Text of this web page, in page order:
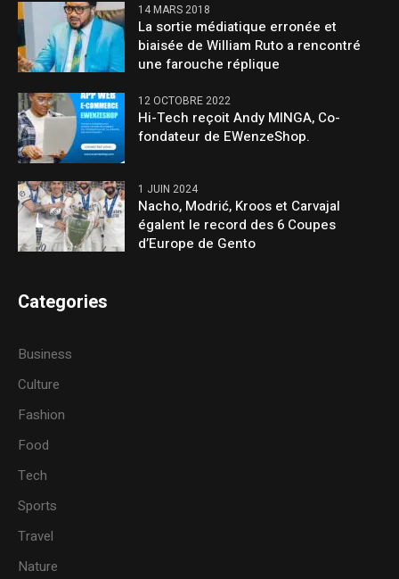
14 MARS 2018
La sortie médiatique erronée et
biaisée de William Ruto a rencontré
une farouche réplique
12 OCTOBRE 2022
Hi-Tech reçoit Andy MINGA, Co-
fondateur de EWenzeShop.
1 JUIN 2024
Nacho, Modrić, Kroos et Carvajal
égalent le record des 6 Coupes
d’Europe de Gento
Categories
Business
Culture
Fashion
Food
Tech
Sports
Travel
Nature